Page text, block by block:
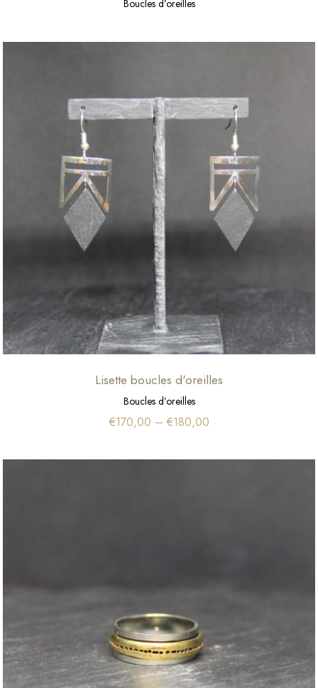
Boucles d’oreilles
Lisette boucles d'oreilles
Boucles d’oreilles
€170,00 – €180,00